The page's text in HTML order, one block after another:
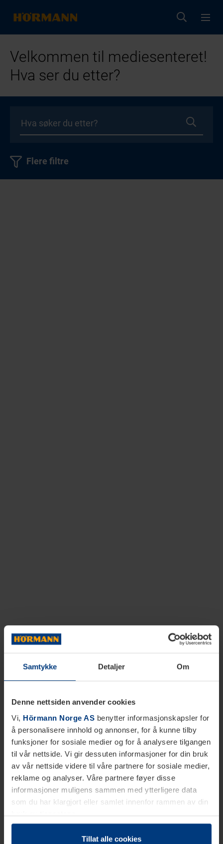
Samtykke Detaljer Om
Denne nettsiden anvender cookies
Vi, Hörmann Norge AS benytter informasjonskapsler for
å personalisere innhold og annonser, for å kunne tilby
funksjoner for sosiale medier og for å analysere tilgangen
til vår nettside. Vi gir dessuten informasjoner for din bruk
av vår nettside videre til våre partnere for sosiale medier,
reklame og analyser. Våre partnere føyer disse
informasjoner muligens sammen med ytterligere data
som du har klargjort eller samlet innenfor rammen av din
bruk av tjenestene.
Etter loven kan vi lagre informasjonskapsler på din
datamaskin, hvis disse er absolutt nødvendig for drift av
Tillat alle cookies
Velkommen til mediesenteret!
Hva ser du etter?
Flere filtre